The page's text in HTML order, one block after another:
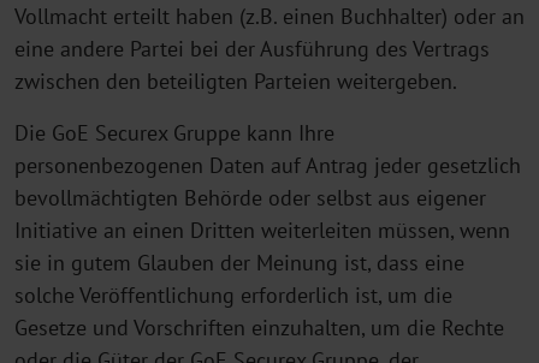
Vollmacht erteilt haben (z.B. einen Buchhalter) oder an
eine andere Partei bei der Ausführung des Vertrags
zwischen den beteiligten Parteien weitergeben.
Die GoE Securex Gruppe kann Ihre
personenbezogenen Daten auf Antrag jeder gesetzlich
bevollmächtigten Behörde oder selbst aus eigener
Initiative an einen Dritten weiterleiten müssen, wenn
sie in gutem Glauben der Meinung ist, dass eine
solche Veröffentlichung erforderlich ist, um die
Gesetze und Vorschriften einzuhalten, um die Rechte